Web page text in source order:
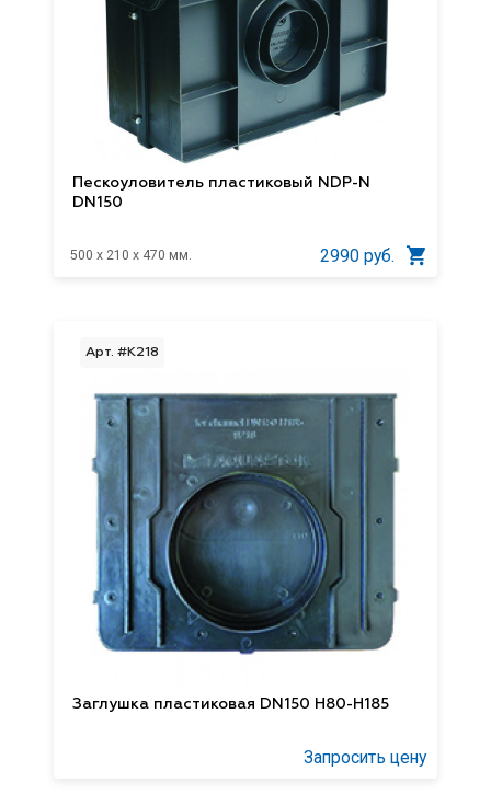
Пескоуловитель пластиковый NDP-N
DN150
500 x 210 x 470 мм. 2990 руб.
Арт. #K218
Заглушка пластиковая DN150 Н80-Н185
Запросить цену